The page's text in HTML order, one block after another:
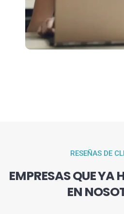
RESEÑAS DE
EMPRESAS QUE YA
EN